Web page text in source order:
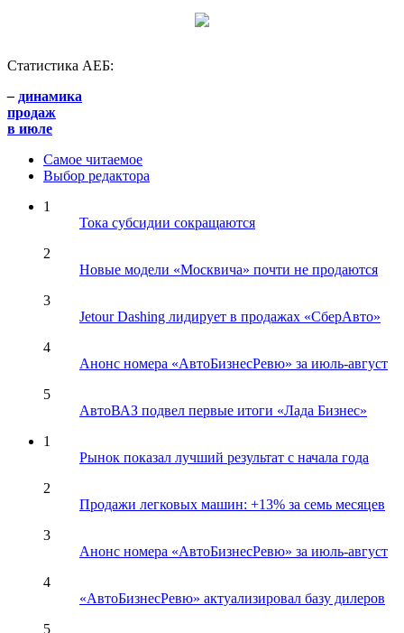
Статистика АЕБ:
– динамика
продаж
в июле
Самое читаемое
Выбор редактора
1
Тока субсидии сокращаются
2
Новые модели «Москвича» почти не продаются
3
Jetour Dashing лидирует в продажах «СберАвто»
4
Анонс номера «АвтоБизнесРевю» за июль-август
5
АвтоВАЗ подвел первые итоги «Лада Бизнес»
1
Рынок показал лучший результат с начала года
2
Продажи легковых машин: +13% за семь месяцев
3
Анонс номера «АвтоБизнесРевю» за июль-август
4
«АвтоБизнесРевю» актуализировал базу дилеров
5